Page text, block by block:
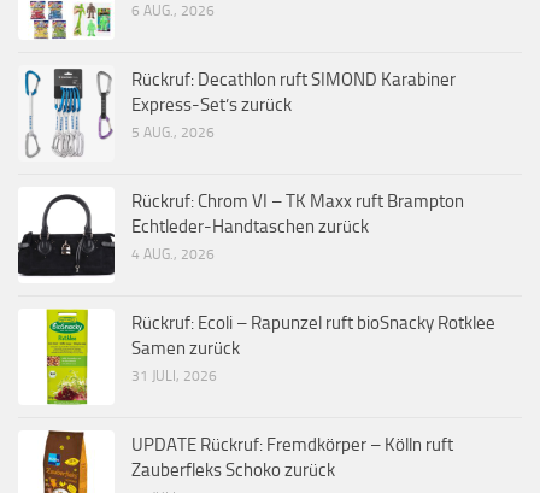
6 AUG., 2026
Rückruf: Decathlon ruft SIMOND Karabiner
Express-Set’s zurück
5 AUG., 2026
Rückruf: Chrom VI – TK Maxx ruft Brampton
Echtleder-Handtaschen zurück
4 AUG., 2026
Rückruf: Ecoli – Rapunzel ruft bioSnacky Rotklee
Samen zurück
31 JULI, 2026
UPDATE Rückruf: Fremdkörper – Kölln ruft
Zauberfleks Schoko zurück